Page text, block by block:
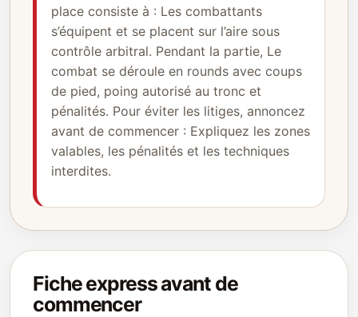
place consiste à : Les combattants
s’équipent et se placent sur l’aire sous
contrôle arbitral. Pendant la partie, Le
combat se déroule en rounds avec coups
de pied, poing autorisé au tronc et
pénalités. Pour éviter les litiges, annoncez
avant de commencer : Expliquez les zones
valables, les pénalités et les techniques
interdites.
Fiche express avant de
commencer